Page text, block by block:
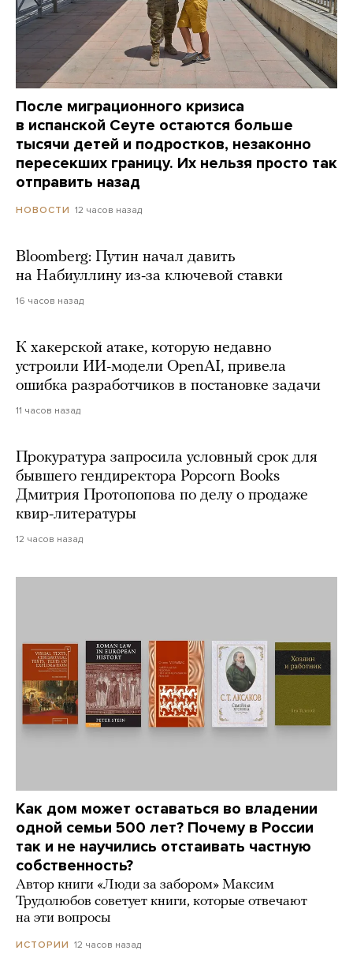
После миграционного кризиса
в испанской Сеуте остаются больше
тысячи детей и подростков, незаконно
пересекших границу. Их нельзя просто так
отправить назад
НОВОСТИ 12 часов назад
Bloomberg: Путин начал давить
на Набиуллину из-за ключевой ставки
16 часов назад
К хакерской атаке, которую недавно
устроили ИИ-модели OpenAI, привела
ошибка разработчиков в постановке задачи
11 часов назад
Прокуратура запросила условный срок для
бывшего гендиректора Popcorn Books
Дмитрия Протопопова по делу о продаже
квир-литературы
12 часов назад
Как дом может оставаться во владении
одной семьи 500 лет? Почему в России
так и не научились отстаивать частную
собственность?
Автор книги «Люди за забором» Максим
Трудолюбов советует книги, которые отвечают
на эти вопросы
ИСТОРИИ 12 часов назад